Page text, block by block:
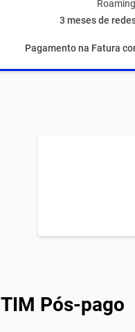
3 meses de
Pagamento na Fatura
TIM Pós-pago